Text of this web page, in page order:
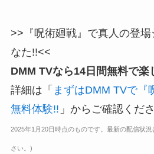
>>『呪術廻戦』で真人の登
なた!!<<
DMM TVなら14日間無料で楽
詳細は「 まずはDMM TVで『
無料体験!! 」からご確認くだ
2025年1月20日時点のものです。最新の配信状
さい。)